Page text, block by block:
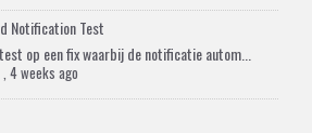
Notification Test
op een fix waarbij de notificatie autom...
,4 weeks ago